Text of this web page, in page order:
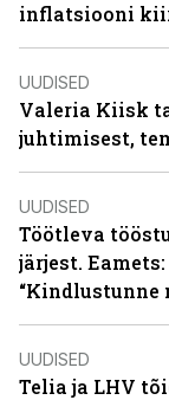
inflatsiooni
UUDISED
Valeria Kiisk
juhtimisest,
UUDISED
Töötleva
järjest.
“Kindlustunne
UUDISED
Telia ja LHV